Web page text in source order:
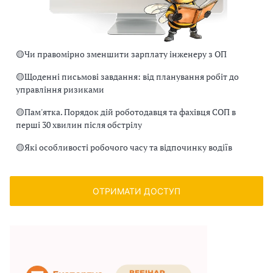
🟡Чи правомірно зменшити зарплату інженеру з ОП
🟡Щоденні письмові завдання: від планування робіт до
управління ризиками
🟡Пам'ятка. Порядок дій роботодавця та фахівця СОП в
перші 30 хвилин після обстрілу
🟡Які особливості робочого часу та відпочинку водіїв
ОТРИМАТИ ДОСТУП